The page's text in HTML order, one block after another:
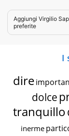
Aggiungi Virgilio
preferite
I
dire
dolce
tranquillo
inerme